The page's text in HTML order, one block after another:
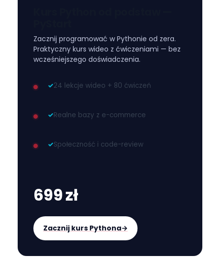
Zacznij programować w Pythonie od zera.
Praktyczny kurs wideo z ćwiczeniami — bez
wcześniejszego doświadczenia.
✓24 lekcje wideo + 80 ćwiczeń
✓Realne bazy z e-commerce
✓Społeczność i code-review
699 zł
Zacznij kurs Pythona→